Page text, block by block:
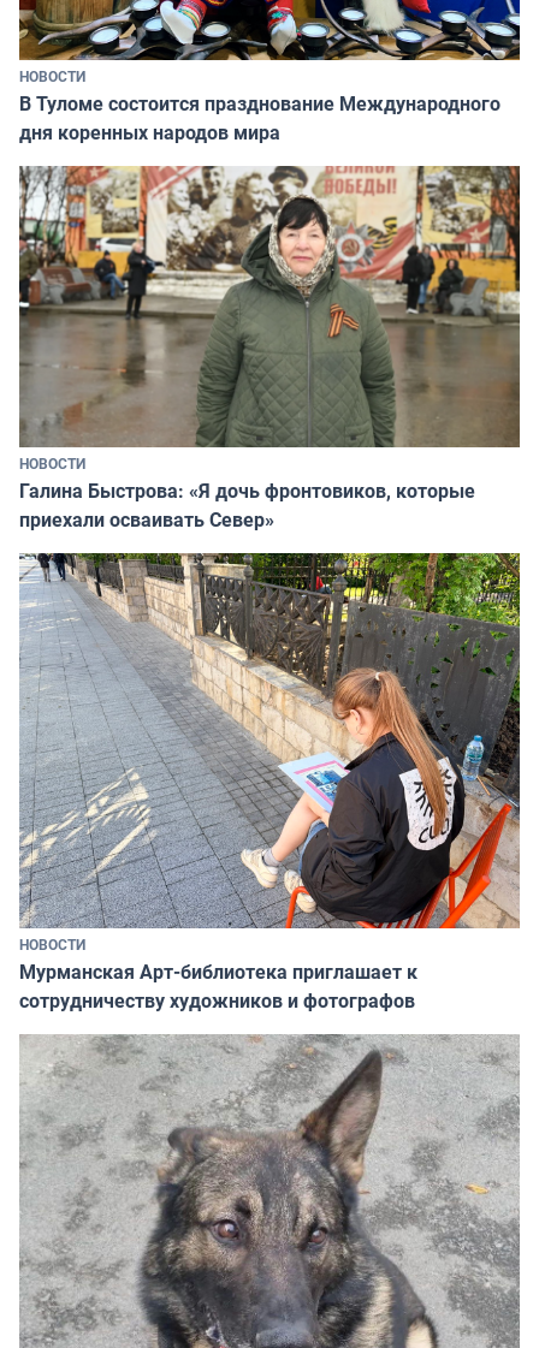
НОВОСТИ
В Туломе состоится празднование Международного
дня коренных народов мира
НОВОСТИ
Галина Быстрова: «Я дочь фронтовиков, которые
приехали осваивать Север»
НОВОСТИ
Мурманская Арт-библиотека приглашает к
сотрудничеству художников и фотографов